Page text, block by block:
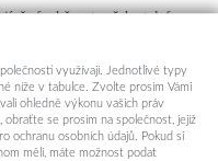
že funkčnost vašeho telefonu
jistý stisk
S kryty Techsuit neplatíte za
logo. Platíte za to, na čem
poctivé zpracování a
využívají. Jednotlivé typy
níže v tabulce. Zvolte prosím Vámi
ohledně výkonu vašich práv
se prosím na společnost, jejíž
ochranu osobních údajů. Pokud si
měli, máte možnost podat